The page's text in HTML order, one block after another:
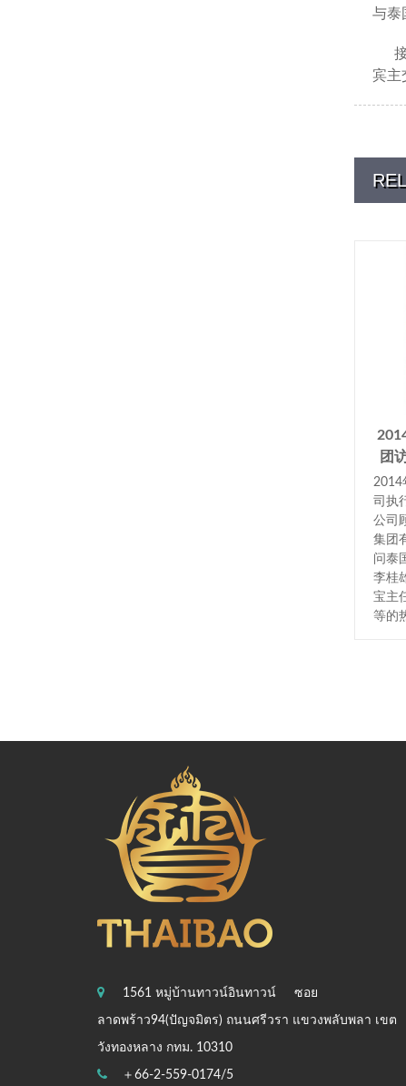
与泰
宾主
团
2014
司执
公司
集团
问泰
李桂
宝主
等的
1561 หมู่บ้านทาวน์อินทาวน์ ซอย
ลาดพร้าว94(ปัญจมิตร) ถนนศรีวรา แขวงพลับพลา เขต
วังทองหลาง กทม. 10310
＋66-2-559-0174/5